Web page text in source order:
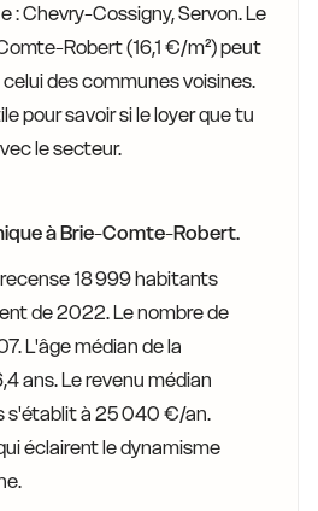
: Chevry-Cossigny, Servon. Le
Robert (16,1 €/m²) peut
des communes voisines.
pour savoir si le loyer que tu
le secteur.
à Brie-Comte-Robert.
18 999 habitants
de 2022. Le nombre de
L'âge médian de la
ans. Le revenu médian
s'établit à 25 040 €/an.
éclairent le dynamisme